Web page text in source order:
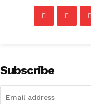
Subscribe